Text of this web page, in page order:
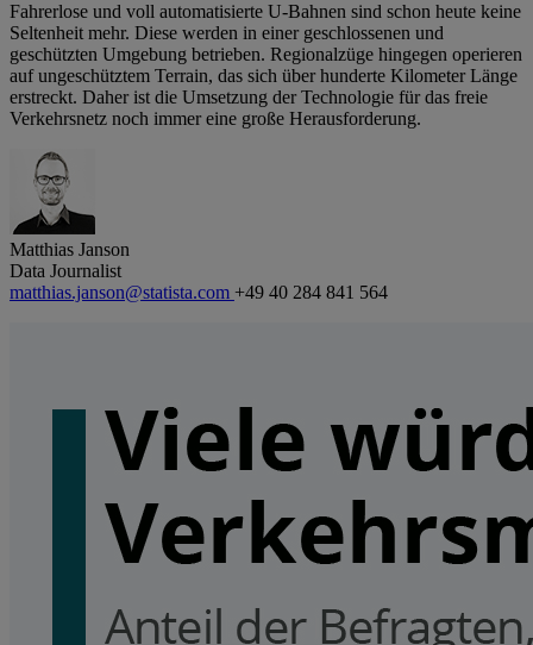
Fahrerlose und voll automatisierte U-Bahnen sind schon heute keine
Seltenheit mehr. Diese werden in einer geschlossenen und
geschützten Umgebung betrieben. Regionalzüge hingegen operieren
auf ungeschütztem Terrain, das sich über hunderte Kilometer Länge
erstreckt. Daher ist die Umsetzung der Technologie für das freie
Verkehrsnetz noch immer eine große Herausforderung.
Matthias Janson
Data Journalist
matthias.janson@statista.com +49 40 284 841 564